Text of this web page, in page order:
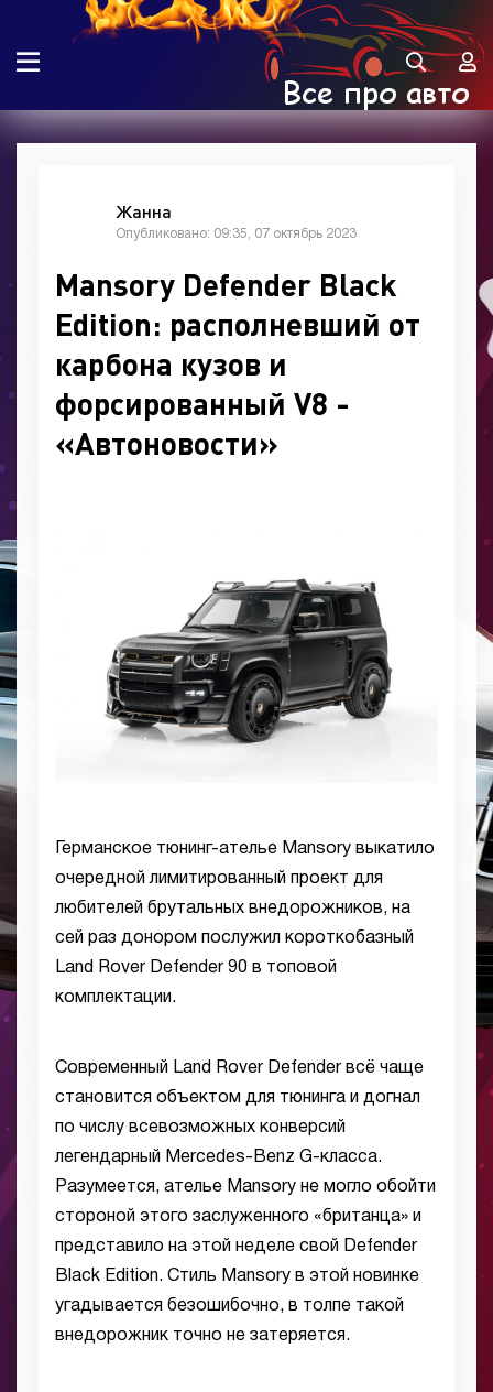
Жанна
Опубликовано: 09:35, 07 октябрь 2023
Mansory Defender Black
Edition: располневший от
карбона кузов и
форсированный V8 -
«Автоновости»
Германское тюнинг-ателье Mansory выкатило
очередной лимитированный проект для
любителей брутальных внедорожников, на
сей раз донором послужил короткобазный
Land Rover Defender 90 в топовой
комплектации.
Современный Land Rover Defender всё чаще
становится объектом для тюнинга и догнал
по числу всевозможных конверсий
легендарный Mercedes-Benz G-класса.
Разумеется, ателье Mansory не могло обойти
стороной этого заслуженного «британца» и
представило на этой неделе свой Defender
Black Edition. Стиль Mansory в этой новинке
угадывается безошибочно, в толпе такой
внедорожник точно не затеряется.